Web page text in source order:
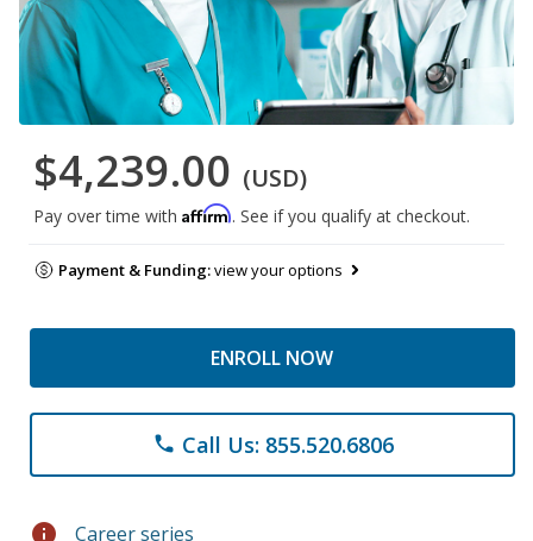
$4,239.00 (USD)
Pay over time with Affirm. See if you qualify at checkout.
Payment & Funding:view your options
ENROLL NOW
phone Call Us: 855.520.6806
info Career series